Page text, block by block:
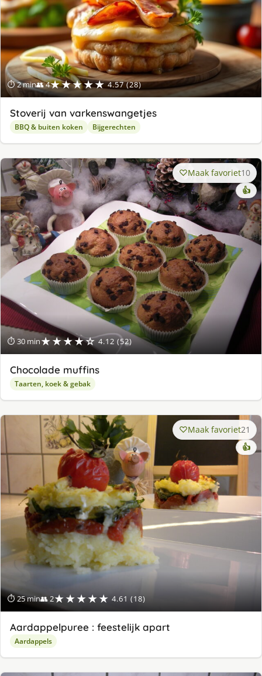
⏱ 2 min👥 4★★★★★ 4.57 (28)
Stoverij van varkenswangetjes
BBQ & buiten koken Bijgerechten
⏱ 30 min★★★★☆ 4.12 (52)
Maak favoriet10
👍
Chocolade muffins
Taarten, koek & gebak
⏱ 25 min👥 2★★★★★ 4.61 (18)
Maak favoriet21
👍
Aardappelpuree : feestelijk apart
Aardappels